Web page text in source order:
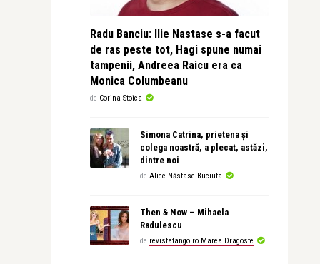
Radu Banciu: Ilie Nastase s-a facut
de ras peste tot, Hagi spune numai
tampenii, Andreea Raicu era ca
Monica Columbeanu
de Corina Stoica
Simona Catrina, prietena și
colega noastră, a plecat, astăzi,
dintre noi
de Alice Năstase Buciuta
Then & Now – Mihaela
Radulescu
de revistatango.ro Marea Dragoste